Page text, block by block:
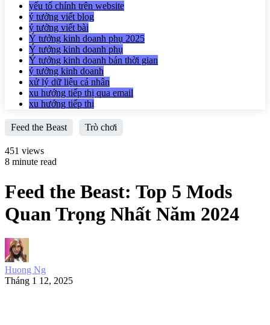
yếu tố chính trên website
ý tưởng viết blog
ý tưởng viết bài
Ý tưởng kinh doanh phụ 2025
Ý tưởng kinh doanh phụ
Ý tưởng kinh doanh bán thời gian
ý tưởng kinh doanh
xử lý dữ liệu cá nhân
xu hướng tiếp thị qua email
xu hướng tiếp thị
Feed the Beast Trò chơi
451 views
8 minute read
Feed the Beast: Top 5 Mods
Quan Trọng Nhất Năm 2024
Huong Ng
Tháng 1 12, 2025